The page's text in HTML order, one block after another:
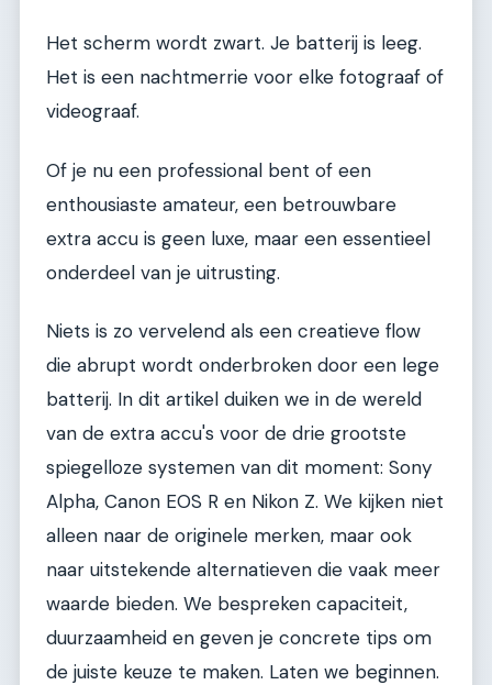
Het scherm wordt zwart. Je batterij is leeg.
Het is een nachtmerrie voor elke fotograaf of
videograaf.
Of je nu een professional bent of een
enthousiaste amateur, een betrouwbare
extra accu is geen luxe, maar een essentieel
onderdeel van je uitrusting.
Niets is zo vervelend als een creatieve flow
die abrupt wordt onderbroken door een lege
batterij. In dit artikel duiken we in de wereld
van de extra accu's voor de drie grootste
spiegelloze systemen van dit moment: Sony
Alpha, Canon EOS R en Nikon Z. We kijken niet
alleen naar de originele merken, maar ook
naar uitstekende alternatieven die vaak meer
waarde bieden. We bespreken capaciteit,
duurzaamheid en geven je concrete tips om
de juiste keuze te maken. Laten we beginnen.